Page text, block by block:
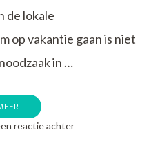
de lokale
op vakantie gaan is niet
in …
reactie achterop